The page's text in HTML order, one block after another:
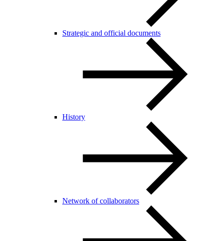
Strategic and official documents
History
Network of collaborators